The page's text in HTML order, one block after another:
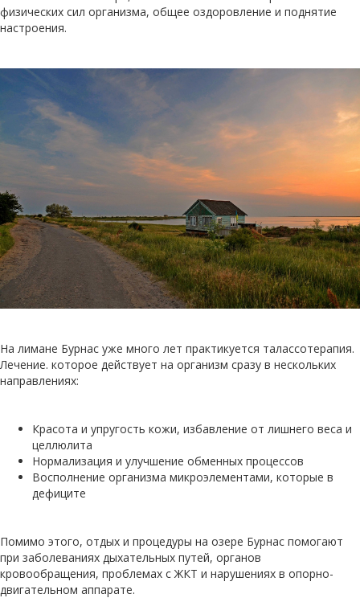
физических сил организма, общее оздоровление и поднятие
настроения.
На лимане Бурнас уже много лет практикуется талассотерапия.
Лечение. которое действует на организм сразу в нескольких
направлениях:
Красота и упругость кожи, избавление от лишнего веса и
целлюлита
Нормализация и улучшение обменных процессов
Восполнение организма микроэлементами, которые в
дефиците
Помимо этого, отдых и процедуры на озере Бурнас помогают
при заболеваниях дыхательных путей, органов
кровообращения, проблемах с ЖКТ и нарушениях в опорно-
двигательном аппарате.